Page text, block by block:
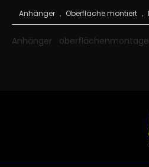
Anhänger oberflächenmontage